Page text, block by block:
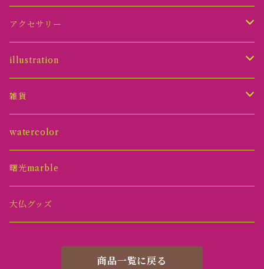
アクセサリー
ピアス
イヤリング
ネックレス
リング
ヘアピン
illustration
原画オーナメント
グッズ
原画
雑貨
アクセサリースタンド
トレイ
オブジェ(置物)
watercolor
曙光marble
大仏グッズ
商品一覧に戻る